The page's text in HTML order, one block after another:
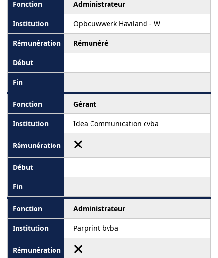
Administrateur
Opbouwwerk Haviland - W
Rémunéré
Gérant
Idea Communication cvba
Administrateur
Parprint bvba